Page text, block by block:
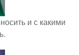
и с какими